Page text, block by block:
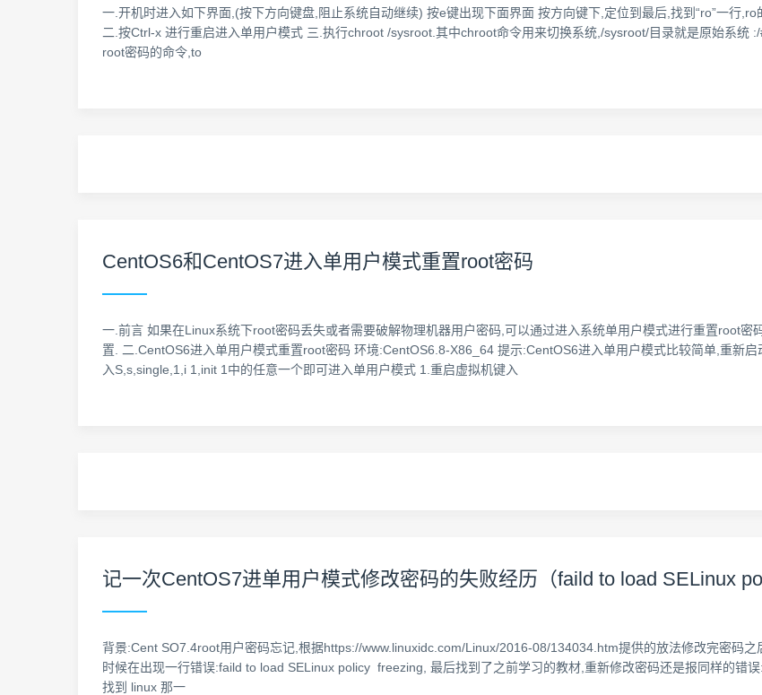
一.开机时进入如下界面,(按下方向键盘,阻止系统自动继续) 按e键出现下面界面 按方向键下,定位到最后,找到“ro”一行
二.按Ctrl-x 进行重启进入单用户模式 三.执行chroot /sysroot.其中chroot命令用来切换系统,/sysroot/目录就是原始系统
root密码的命令,to
CentOS6和CentOS7进入单用户模式重置root密码
一.前言 如果在Linux系统下root密码丢失或者需要破解物理机器用户密码,可以通过进入系统单用户模式进行重置root
置. 二.CentOS6进入单用户模式重置root密码 环境:CentOS6.8-X86_64 提示:CentOS6进入单用户模式比较简单,重新
入S,s,single,1,i 1,init 1中的任意一个即可进入单用户模式 1.重启虚拟机键入
记一次CentOS7进单用户模式修改密码的失败经历（faild to load SELinux
背景:Cent SO7.4root用户密码忘记,根据https://www.linuxidc.com/Linux/2016-08/134034.htm提供的放法修改完密码
时候在出现一行错误:faild to load SELinux policy freezing, 最后找到了之前学习的教材,重新修改密码还是报同样的错
找到 linux 那一